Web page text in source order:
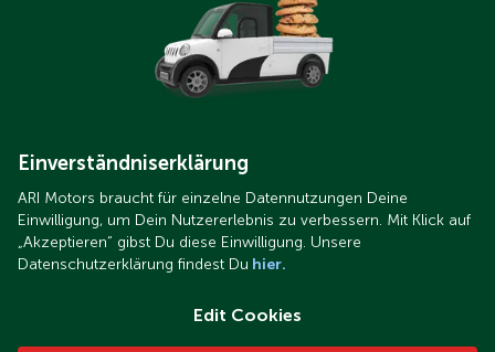
Einverständniserklärung
ARI Motors braucht für einzelne Datennutzungen Deine
Einwilligung, um Dein Nutzererlebnis zu verbessern. Mit Klick auf
„Akzeptieren“ gibst Du diese Einwilligung. Unsere
Datenschutzerklärung findest Du hier.
Edit Cookies